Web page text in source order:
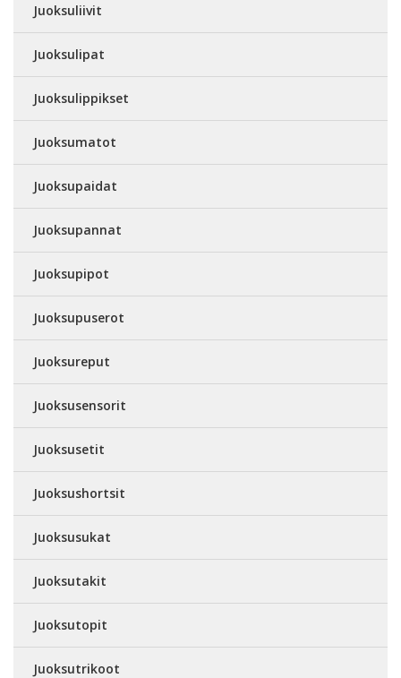
Juoksuliivit
Juoksulipat
Juoksulippikset
Juoksumatot
Juoksupaidat
Juoksupannat
Juoksupipot
Juoksupuserot
Juoksureput
Juoksusensorit
Juoksusetit
Juoksushortsit
Juoksusukat
Juoksutakit
Juoksutopit
Juoksutrikoot